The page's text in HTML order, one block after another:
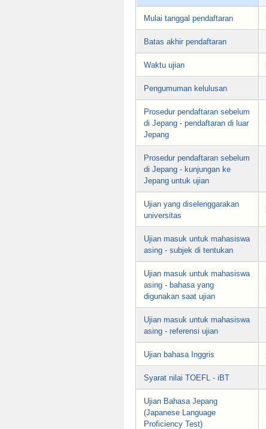
Mulai tanggal pendaftaran
Batas akhir pendaftaran
Waktu ujian
Pengumuman kelulusan
Prosedur pendaftaran sebelum
di Jepang - pendaftaran di luar
Jepang
Prosedur pendaftaran sebelum
di Jepang - kunjungan ke
Jepang untuk ujian
Ujian yang diselenggarakan
universitas
Ujian masuk untuk mahasiswa
asing - subjek di tentukan
Ujian masuk untuk mahasiswa
asing - bahasa yang
digunakan saat ujian
Ujian masuk untuk mahasiswa
asing - referensi ujian
Ujian bahasa Inggris
Syarat nilai TOEFL - iBT
Ujian Bahasa Jepang
(Japanese Language
Proficiency Test)